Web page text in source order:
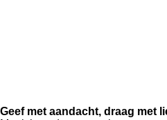
Geef met aandacht, draag met